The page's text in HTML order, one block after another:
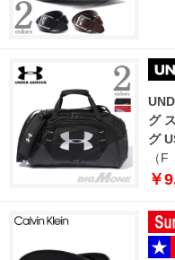
グ
グ
（
￥